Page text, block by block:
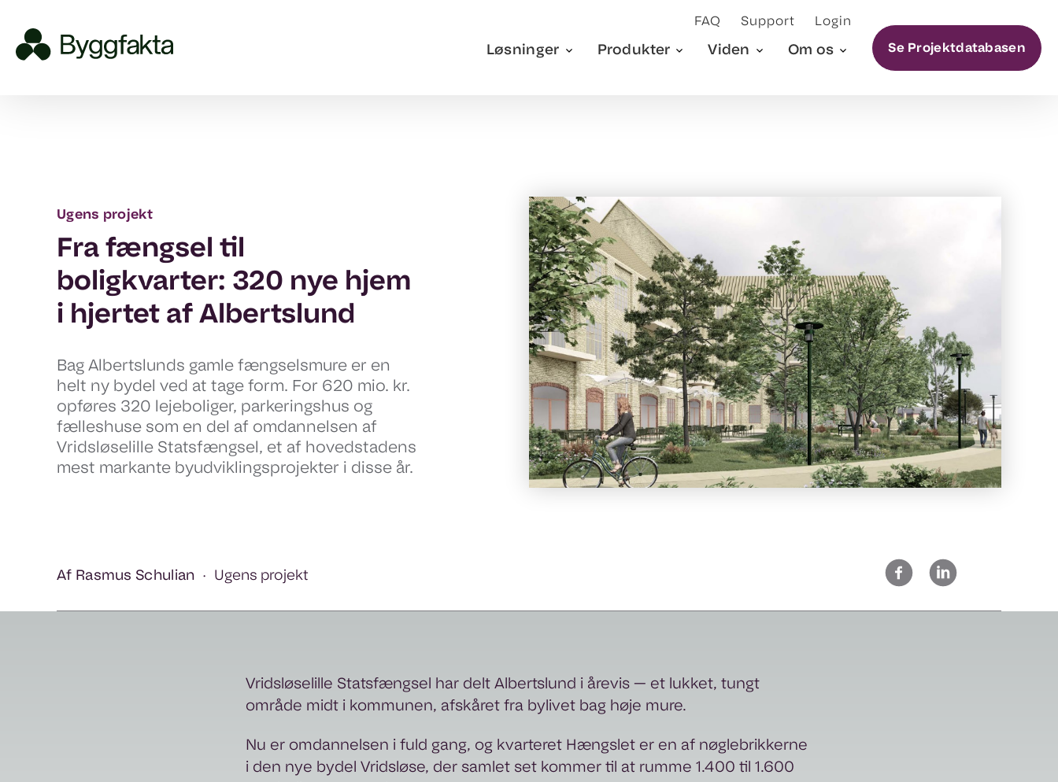
Løsninger Produkter Viden Om os
FAQ Support Login
Se Projektdatabasen
Ugens projekt
Fra fængsel til
boligkvarter: 320 nye hjem
i hjertet af Albertslund
Bag Albertslunds gamle fængselsmure er en
helt ny bydel ved at tage form. For 620 mio. kr.
opføres 320 lejeboliger, parkeringshus og
fælleshuse som en del af omdannelsen af
Vridsløselille Statsfængsel, et af hovedstadens
mest markante byudviklingsprojekter i disse år.
Af Rasmus Schulian Ugens projekt
Vridsløselille Statsfængsel har delt Albertslund i årevis — et lukket, tungt
område midt i kommunen, afskåret fra bylivet bag høje mure.
Nu er omdannelsen i fuld gang, og kvarteret Hængslet er en af nøglebrikkerne
i den nye bydel Vridsløse, der samlet set kommer til at rumme 1.400 til 1.600